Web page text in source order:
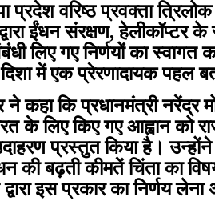
प्रदेश वरिष्ठ प्रवक्ता
ईंधन संरक्षण,
लिए गए निर्णयों का स्वागत
में एक प्रेरणादायक पहल
कहा कि प्रधानमंत्री नरेंद्र
के लिए किए गए आह्वान को
प्रस्तुत किया है।
बढ़ती कीमतें चिंता का
इस प्रकार का निर्णय